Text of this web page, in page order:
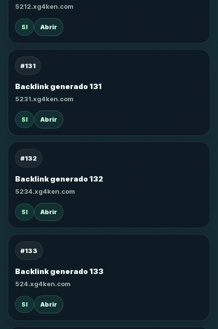
5212.xg4ken.com
SI Abrir
#131
Backlink generado 131
5231.xg4ken.com
SI Abrir
#132
Backlink generado 132
5234.xg4ken.com
SI Abrir
#133
Backlink generado 133
524.xg4ken.com
SI Abrir